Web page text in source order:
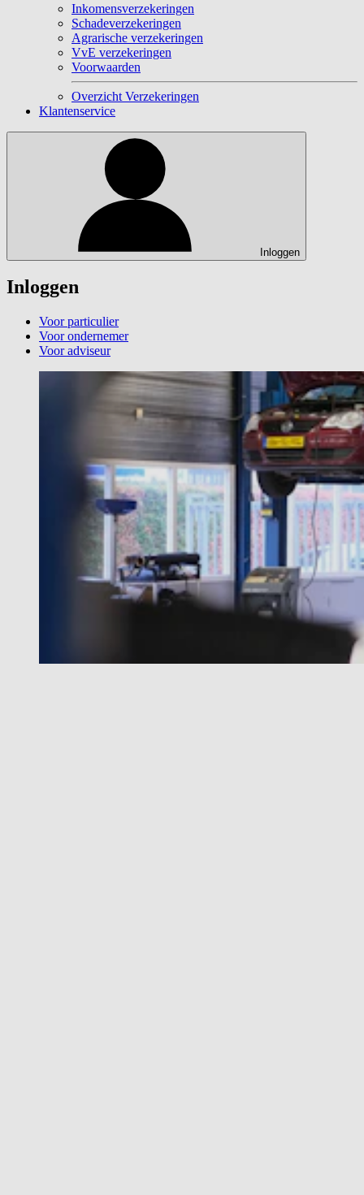
Inkomensverzekeringen
Schadeverzekeringen
Agrarische verzekeringen
VvE verzekeringen
Voorwaarden
Overzicht Verzekeringen
Klantenservice
Inloggen
Inloggen
Voor particulier
Voor ondernemer
Voor adviseur